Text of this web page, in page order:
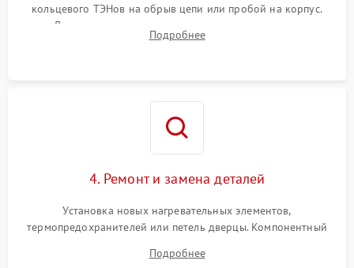
кольцевого ТЭНов на обрыв цепи или пробой на корпус.
Диагностика термостата, датчиков температуры,
переключателя режимов и мотора конвекции.
Подробнее
4. Ремонт и замена деталей
Установка новых нагревательных элементов,
термопредохранителей или петель дверцы. Компонентный
выгоревших реле, восстановление контактов и замена
Подробнее